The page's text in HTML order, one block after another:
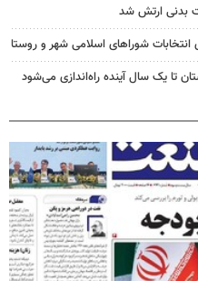
بدنی ارتش شد
انتخابات شوراهای اسلامی شهر و روستا
تا یک سال آینده راه‌اندازی می‌شود